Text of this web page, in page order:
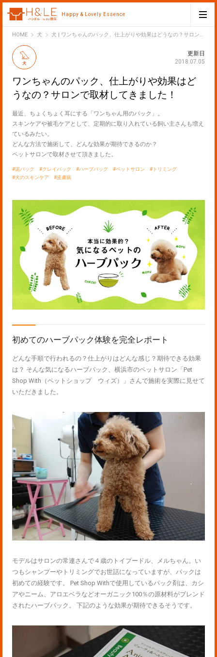
Happy & Lovely Essence
HOMEH&LE
犬 犬 | ワンちゃんのパック、仕上がりや効果はどうなの？サロンで取材してきました！
犬
更新日
2018.07.05
ワンちゃんのパック、仕上がりや効果はど
うなの？サロンで取材してきました！
最近、ちょくちょく耳にする「ワンちゃん用のパック」。
スキンケアや被毛ケアとして、定期的に取り入れている飼い主さんも増え
ているみたい。
どんな方法で施術して、どんな効果が期待できるのか？
ペットサロンで取材させて頂きました。
泥パック クレイパック ハーブパック ペットサロン
トリミング
犬のスキンケア
皮膚病
初めてのハーブパック体験を完全レポート
どんな手順で行われるの？仕上がりはどんな感じ？期待できる効果
は？ そんな気になるハーブパック、横浜市のペットサロン「Pet
Shop With（ペットショップ ウィズ）」さんで施術を実際に見せて
いただきました。
モデルはサロンの常連さんで４歳のトイプードル、メルちゃん。い
つもシャンプーやトリミングでお世話になっていますが、パックは
初めての経験です。 Pet Shop Withで使用しているパック剤は、カシ
アやニーム、アロエベラなどオーガニック100％の原材料がブレンド
されたハーブパック。 下記のような効果が期待できるそうです。